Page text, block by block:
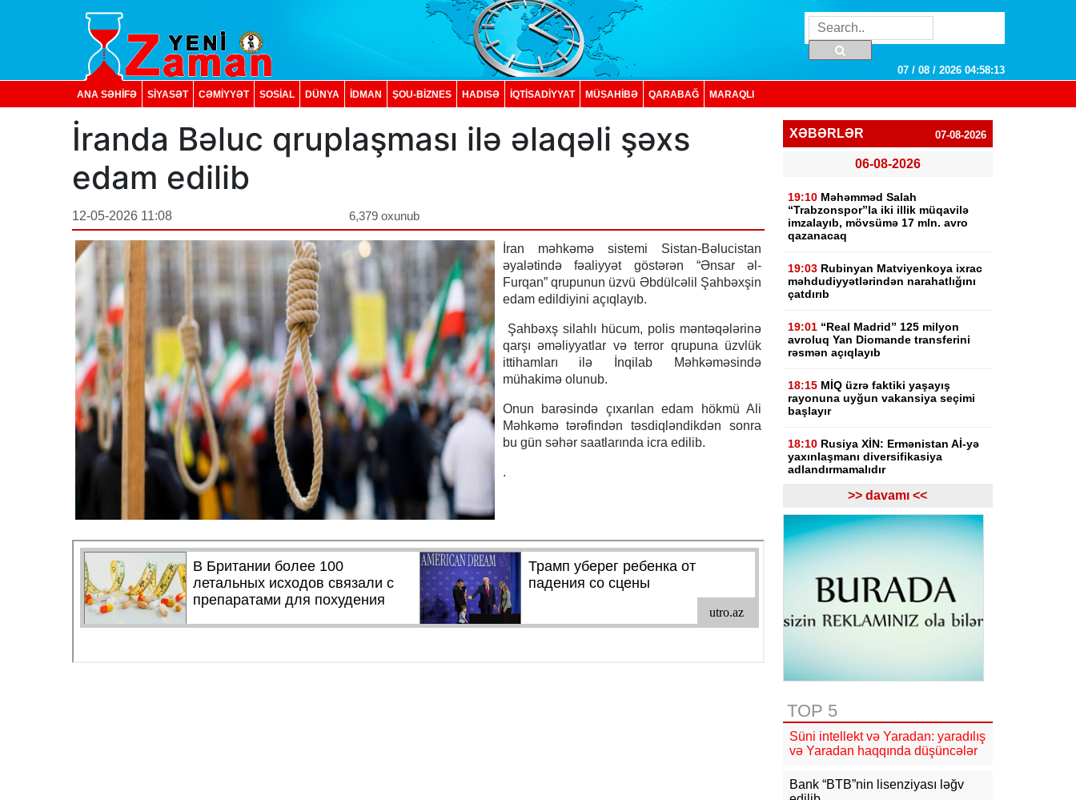
07 / 08 / 2026 04:58:14
ANA SƏHİFƏ SİYASƏT CƏMİYYƏT SOSIAL DÜNYA İDMAN ŞOU-BİZNES HADISƏ İQTISADIYYAT MÜSAHİBƏ QARABAĞ MARAQLI
İranda Bəluc qruplaşması ilə əlaqəli şəxs
edam edilib
12-05-2026 11:08 6,379 oxunub
İran məhkəmə sistemi Sistan-Bəlucistan
əyalətində fəaliyyət göstərən “Ənsar əl-
Furqan” qrupunun üzvü Əbdülcəlil Şahbəxşin
edam edildiyini açıqlayıb.
Şahbəxş silahlı hücum, polis məntəqələrinə
qarşı əməliyyatlar və terror qrupuna üzvlük
ittihamları ilə İnqilab Məhkəməsində
mühakimə olunub.
Onun barəsində çıxarılan edam hökmü Ali
Məhkəmə tərəfindən təsdiqləndikdən sonra
bu gün səhər saatlarında icra edilib.
.
XƏBƏRLƏR 07-08-2026
06-08-2026
19:10 Məhəmməd Salah
“Trabzonspor”la iki illik müqavilə
imzalayıb, mövsümə 17 mln. avro
qazanacaq
19:03 Rubinyan Matviyenkoya ixrac
məhdudiyyətlərindən narahatlığını
çatdırıb
19:01 “Real Madrid” 125 milyon
avroluq Yan Diomande transferini
rəsmən açıqlayıb
18:15 MİQ üzrə faktiki yaşayış
rayonuna uyğun vakansiya seçimi
başlayır
18:10 Rusiya XİN: Ermənistan Aİ-yə
yaxınlaşmanı diversifikasiya
adlandırmamalıdır
Rasim İldırımzadə, Zaur
Mirzəzadə və Qoşqar Məmmədovun
apellyasiya şikayəti üzrə məhkəmə
başlayıb
azərbaycanlı sürücülərin gömrükdə
saxlanılması məsələsini araşdırır
çırpılıb, ölən və xəsarət alanlar var -
FOTO
16:31 Bu il dövlət büdcəsinə 11,5
mlrd. manata yaxın vergi daxil olub
16:04
Tramp zəng etdi - Pentaqonda
>> davamı <<
TOP 5
Süni intellekt və Yaradan: yaradılış
və Yaradan haqqında düşüncələr
Bank “BTB”nin lisenziyası ləğv